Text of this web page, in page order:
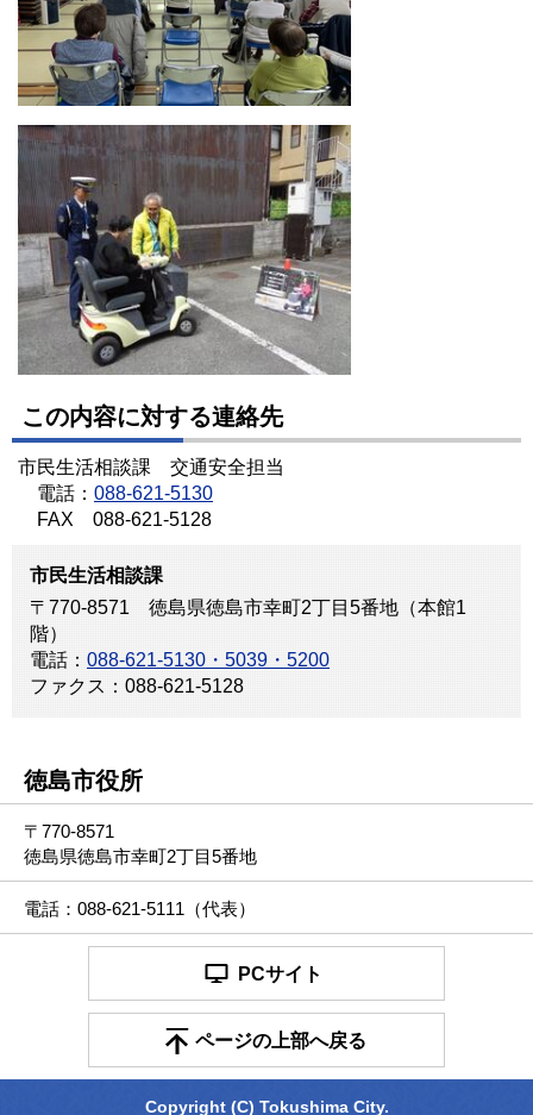
この内容に対する連絡先
市民生活相談課 交通安全担当
電話： 088-621-5130
FAX 088-621-5128
市民生活相談課
〒770-8571 徳島県徳島市幸町2丁目5番地（本館1
階）
電話： 088-621-5130・5039・5200
ファクス：088-621-5128
徳島市役所
〒770-8571
徳島県徳島市幸町2丁目5番地
電話：088-621-5111（代表）
PCサイト
ページの上部へ戻る
Copyright (C) Tokushima City.